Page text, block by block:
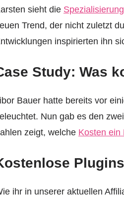
sieht die
Trend, der nicht zuletzt
inspirierten ihn
Study: Was
Bauer hatte bereits vor
Nun gab es den
zeigt, welche Kosten ein
ihr in unserer aktuellen